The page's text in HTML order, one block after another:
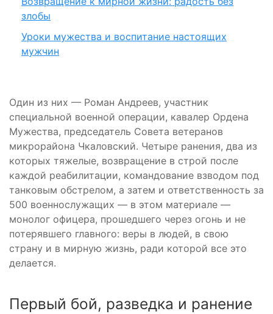
злобы
Уроки мужества и воспитание настоящих
мужчин
Один из них — Роман Андреев, участник
специальной военной операции, кавалер Ордена
Мужества, председатель Совета ветеранов
микрорайона Чкаловский. Четыре ранения, два из
которых тяжелые, возвращение в строй после
каждой реабилитации, командование взводом под
танковым обстрелом, а затем и ответственность за
500 военнослужащих — в этом материале —
монолог офицера, прошедшего через огонь и не
потерявшего главного: веры в людей, в свою
страну и в мирную жизнь, ради которой все это
делается.
Первый бой, разведка и ранение